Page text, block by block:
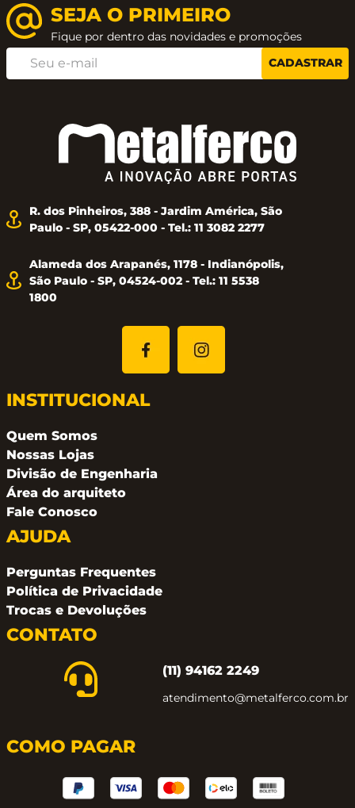
SEJA O PRIMEIRO
Fique por dentro das novidades e promoções
CADASTRAR
R. dos Pinheiros, 388 - Jardim América, São
Paulo - SP, 05422-000 - Tel.: 11 3082 2277
Alameda dos Arapanés, 1178 - Indianópolis,
São Paulo - SP, 04524-002 - Tel.: 11 5538
1800
INSTITUCIONAL
Quem Somos
Nossas Lojas
Divisão de Engenharia
Área do arquiteto
Fale Conosco
AJUDA
Perguntas Frequentes
Política de Privacidade
Trocas e Devoluções
CONTATO
(11) 94162 2249
atendimento@metalferco.com.br
COMO PAGAR